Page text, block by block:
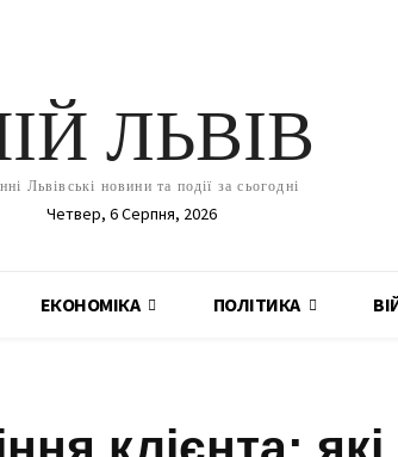
ЛЬВІВ
Львівські новини та події за сьогодні
Четвер, 6 Серпня, 2026
ЕКОНОМІКА ПОЛІТИКА